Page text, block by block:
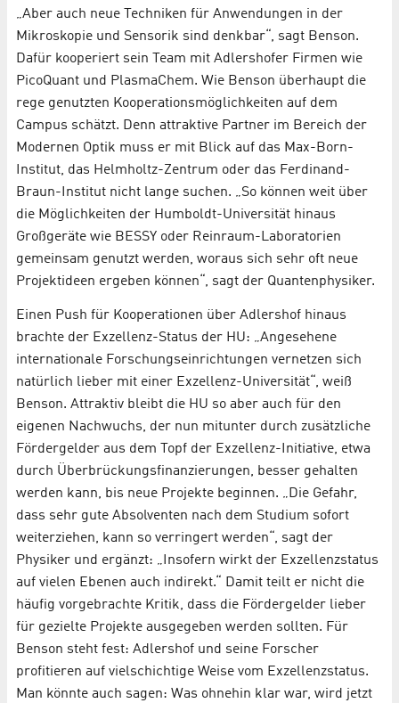
„Aber auch neue Techniken für Anwendungen in der
Mikroskopie und Sensorik sind denkbar“, sagt Benson.
Dafür kooperiert sein Team mit Adlershofer Firmen wie
PicoQuant und PlasmaChem. Wie Benson überhaupt die
rege genutzten Kooperationsmöglichkeiten auf dem
Campus schätzt. Denn attraktive Partner im Bereich der
Modernen Optik muss er mit Blick auf das Max-Born-
Institut, das Helmholtz-Zentrum oder das Ferdinand-
Braun-Institut nicht lange suchen. „So können weit über
die Möglichkeiten der Humboldt-Universität hinaus
Großgeräte wie BESSY oder Reinraum-Laboratorien
gemeinsam genutzt werden, woraus sich sehr oft neue
Projektideen ergeben können“, sagt der Quantenphysiker.
Einen Push für Kooperationen über Adlershof hinaus
brachte der Exzellenz-Status der HU: „Angesehene
internationale Forschungseinrichtungen vernetzen sich
natürlich lieber mit einer Exzellenz-Universität“, weiß
Benson. Attraktiv bleibt die HU so aber auch für den
eigenen Nachwuchs, der nun mitunter durch zusätzliche
Fördergelder aus dem Topf der Exzellenz-Initiative, etwa
durch Überbrückungsfinanzierungen, besser gehalten
werden kann, bis neue Projekte beginnen. „Die Gefahr,
dass sehr gute Absolventen nach dem Studium sofort
weiterziehen, kann so verringert werden“, sagt der
Physiker und ergänzt: „Insofern wirkt der Exzellenzstatus
auf vielen Ebenen auch indirekt.“ Damit teilt er nicht die
häufig vorgebrachte Kritik, dass die Fördergelder lieber
für gezielte Projekte ausgegeben werden sollten. Für
Benson steht fest: Adlershof und seine Forscher
profitieren auf vielschichtige Weise vom Exzellenzstatus.
Man könnte auch sagen: Was ohnehin klar war, wird jetzt